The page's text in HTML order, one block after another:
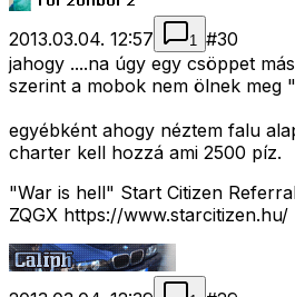
2013.03.04. 12:57 1 #30
jahogy ....na úgy egy csöppet
szerint a mobok nem ölnek meg
egyébként ahogy néztem falu
charter kell hozzá ami 2500 píz.
"War is hell" Start Citizen
ZQGX https://www.starcitizen.hu/